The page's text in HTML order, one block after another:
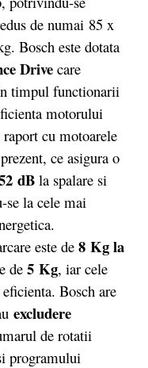
de numai 85 x
Bosch este dotata
Drivecare
timpul functionarii
motorului
cu motoarele
ce asigura o
dBla spalare si
se la cele mai
este de 8 Kg la
de 5 Kg, iar cele
Bosch are
excludere
de rotatii
programului